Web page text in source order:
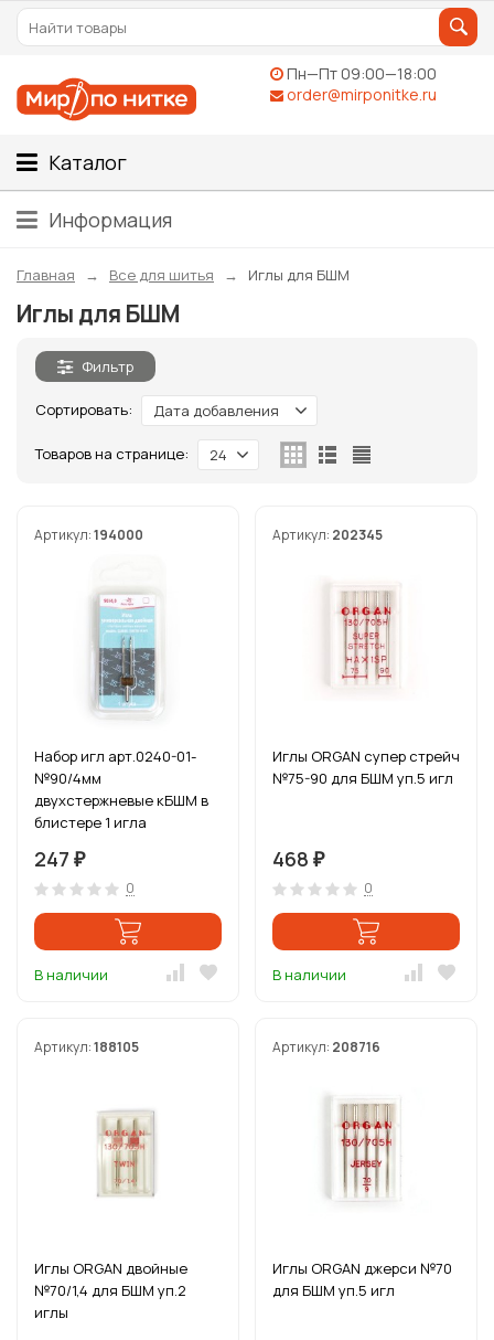
Пн—Пт 09:00—18:00
order@mirponitke.ru
Каталог
Информация
Главная Все для шитья Иглы для БШМ
Иглы для БШМ
Фильтр
Сортировать: Дата добавления
Товаров на странице: 24
Артикул:194000
Набор игл арт.0240-01-
№90/4мм
двухстержневые кБШМ в
блистере 1 игла
247 ₽
0
В наличии
Артикул: 202345
Иглы ORGAN супер стрейч
№75-90 для БШМ уп.5 игл
468 ₽
0
В наличии
Артикул:188105
Иглы ORGAN двойные
№70/1,4 для БШМ уп.2
иглы
Артикул: 208716
Иглы ORGAN джерси №70
для БШМ уп.5 игл